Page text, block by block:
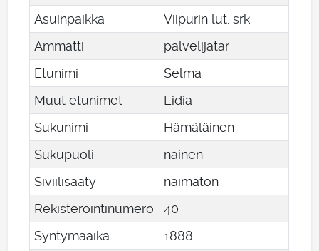
Asuinpaikka
Viipurin lut. srk
Ammatti
palvelijatar
Etunimi
Selma
Muut etunimet
Lidia
Sukunimi
Hämäläinen
Sukupuoli
nainen
Siviilisääty
naimaton
Rekisteröintinumero
40
Syntymäaika
1888